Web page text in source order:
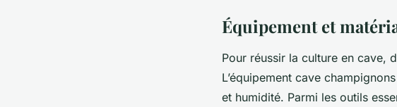
Équipement et
Pour réussir la culture en cave,
L’équipement cave
et humidité. Parmi les outils